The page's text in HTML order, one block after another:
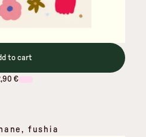
to cart
€
fushia